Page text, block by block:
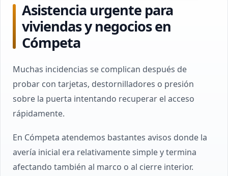
Asistencia urgente para
viviendas y negocios en
Cómpeta
Muchas incidencias se complican después de
probar con tarjetas, destornilladores o presión
sobre la puerta intentando recuperar el acceso
rápidamente.
En Cómpeta atendemos bastantes avisos donde la
avería inicial era relativamente simple y termina
afectando también al marco o al cierre interior.